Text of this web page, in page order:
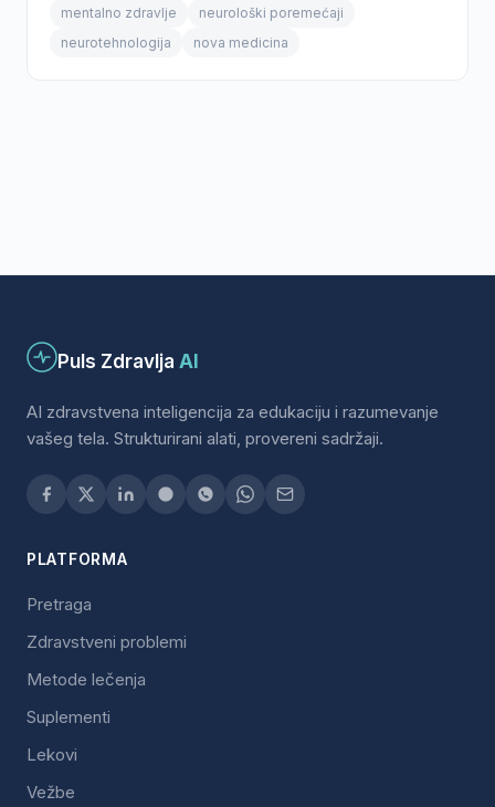
mentalno zdravlje
neurološki poremećaji
neurotehnologija
nova medicina
Puls Zdravlja AI
AI zdravstvena inteligencija za edukaciju i razumevanje
vašeg tela. Strukturirani alati, provereni sadržaji.
PLATFORMA
Pretraga
Zdravstveni problemi
Metode lečenja
Suplementi
Lekovi
Vežbe